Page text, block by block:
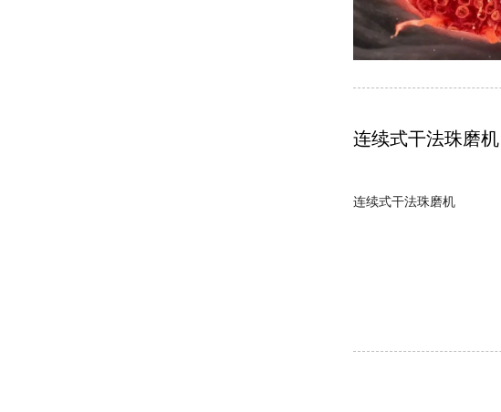
连续式干法珠磨机
连续式干法珠磨机